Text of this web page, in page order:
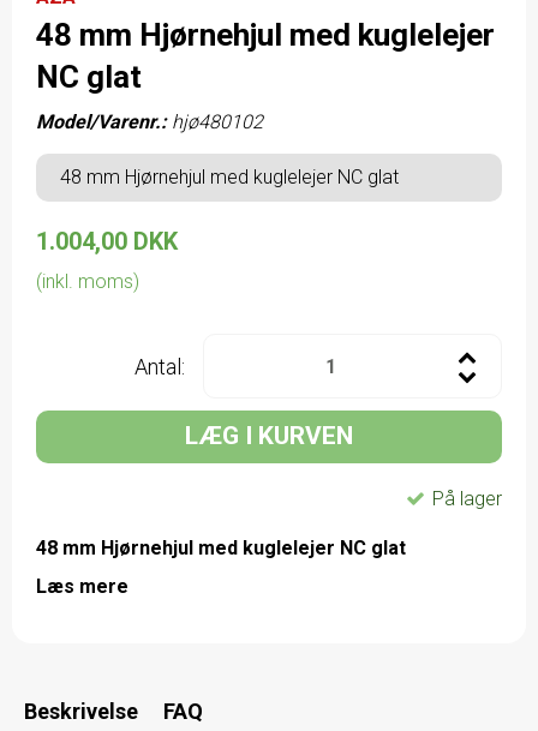
48 mm Hjørnehjul med kuglelejer
NC glat
Model/Varenr.: hjø480102
48 mm Hjørnehjul med kuglelejer NC glat
1.004,00 DKK
(inkl. moms)
Antal:
LÆG I KURVEN
På lager
48 mm Hjørnehjul med kuglelejer NC glat
Læs mere
Beskrivelse FAQ